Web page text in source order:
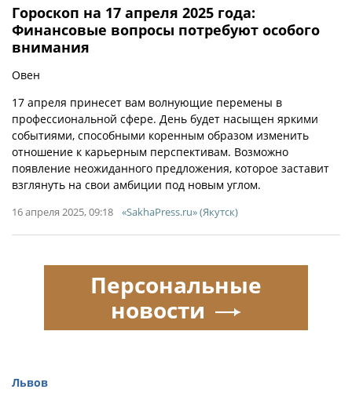
Гороскоп на 17 апреля 2025 года:
Финансовые вопросы потребуют особого
внимания
Овен
17 апреля принесет вам волнующие перемены в
профессиональной сфере. День будет насыщен яркими
событиями, способными коренным образом изменить
отношение к карьерным перспективам. Возможно
появление неожиданного предложения, которое заставит
взглянуть на свои амбиции под новым углом.
16 апреля 2025, 09:18 «SakhaPress.ru» (Якутск)
Львов
Персональные
новости